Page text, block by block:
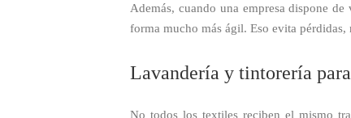
Además, cuando una empresa dispone
forma mucho más ágil. Eso evita pérdidas,
Lavandería y tintorería
No todos los textiles reciben el mismo